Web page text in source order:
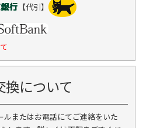
【代引】
換について
またはお電話にてご連絡をいた